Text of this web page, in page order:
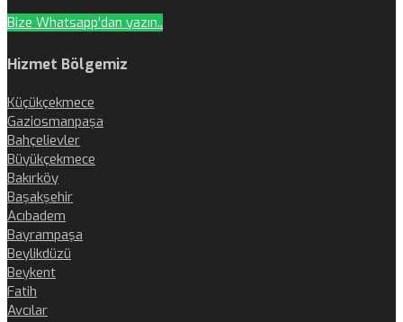
Bize Whatsapp'dan yazın..
Hizmet Bölgemiz
Küçükçekmece
Gaziosmanpaşa
Bahçelievler
Büyükçekmece
Bakırköy
Başakşehir
Acıbadem
Bayrampaşa
Beylikdüzü
Beykent
Fatih
Avcılar